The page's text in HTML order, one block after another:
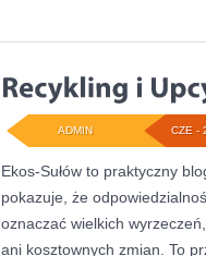
CZE -
ADMIN
Ekos-Sułów to praktyczny
pokazuje, że
oznaczać wielkich
ani kosztownych zmian. To